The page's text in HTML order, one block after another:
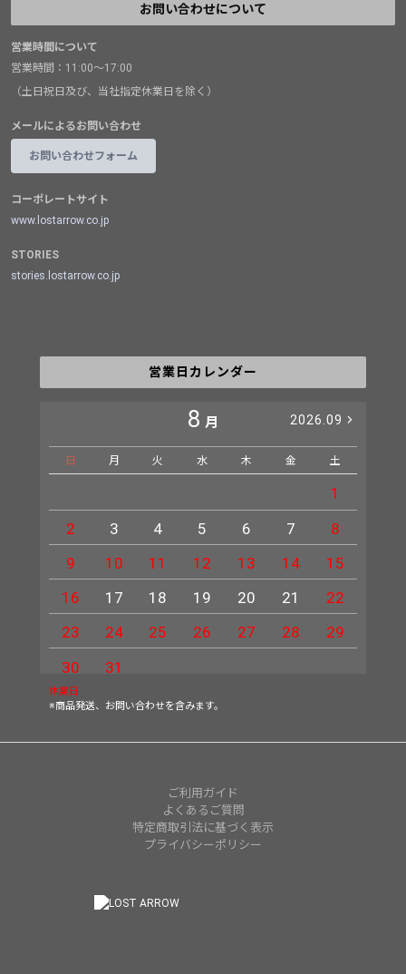
お問い合わせについて
営業時間について
営業時間：11:00～17:00
（土日祝日及び、当社指定休業日を除く）
メールによるお問い合わせ
お問い合わせフォーム
コーポレートサイト
www.lostarrow.co.jp
STORIES
stories.lostarrow.co.jp
営業日カレンダー
8 月 2026.09
日 月 火 水 木 金 土
1
2
3 4 5 6 7
8
9
10 11 12 13 14
15
16
17 18 19 20 21
22
23
24 25 26 27 28
29
30
31
休業日
※商品発送、お問い合わせを含みます。
ご利用ガイド
よくあるご質問
特定商取引法に基づく表示
プライバシーポリシー